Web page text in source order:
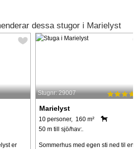
dessa stugor i Marielyst
er
Stugnr: 29007
Marielyst
10 personer, 160 m²
50 m till sjö/hav:.
Sommerhus med egen sti ned til en